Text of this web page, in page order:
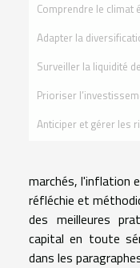
Comprendre le climat
Adapter la
Surveiller la liquidité
Prioriser
Anticiper et gérer les
marchés, l'inflation
réfléchie et
des meilleures
capital en toute
dans les